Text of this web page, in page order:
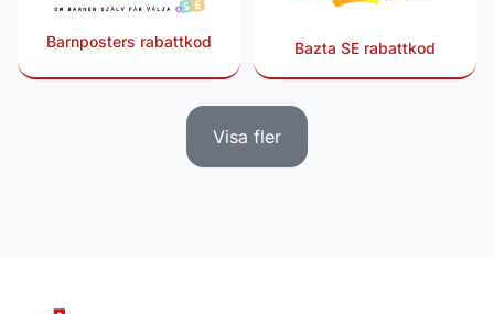
Barnposters rabattkod Bazta SE rabattkod
Visa fler